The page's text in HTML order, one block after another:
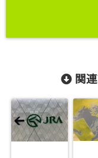
関連